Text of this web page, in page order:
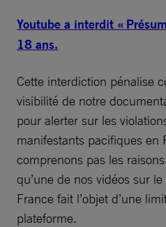
Youtube a interdit «
18 ans.
Cette interdiction pénalise
visibilité de notre
pour alerter sur les
manifestants pacifiques en
comprenons pas les
qu’une de nos vidéos sur
France fait l’objet d’une
plateforme.